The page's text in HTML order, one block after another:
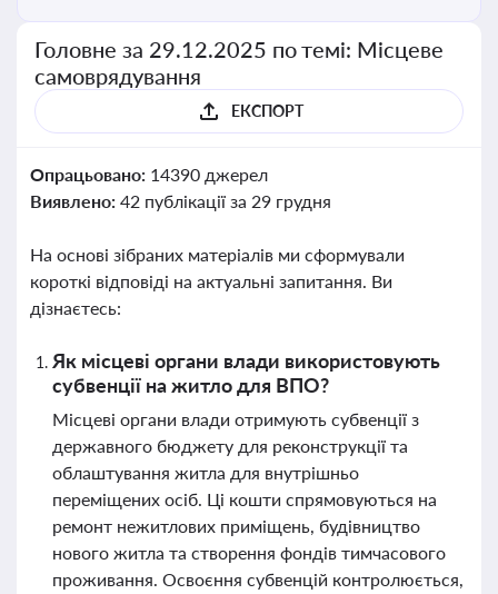
Головне за 29.12.2025 по темі: Місцеве
самоврядування
ЕКСПОРТ
Опрацьовано: 14390 джерел
Виявлено: 42 публікації за 29 грудня
На основі зібраних матеріалів ми сформували
короткі відповіді на актуальні запитання. Ви
дізнаєтесь:
Як місцеві органи влади використовують
субвенції на житло для ВПО?
Місцеві органи влади отримують субвенції з
державного бюджету для реконструкції та
облаштування житла для внутрішньо
переміщених осіб. Ці кошти спрямовуються на
ремонт нежитлових приміщень, будівництво
нового житла та створення фондів тимчасового
проживання. Освоєння субвенцій контролюється,